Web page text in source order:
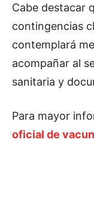
Cabe destacar
contingencias
contemplará
acompañar al
sanitaria y
Para mayor
oficial de